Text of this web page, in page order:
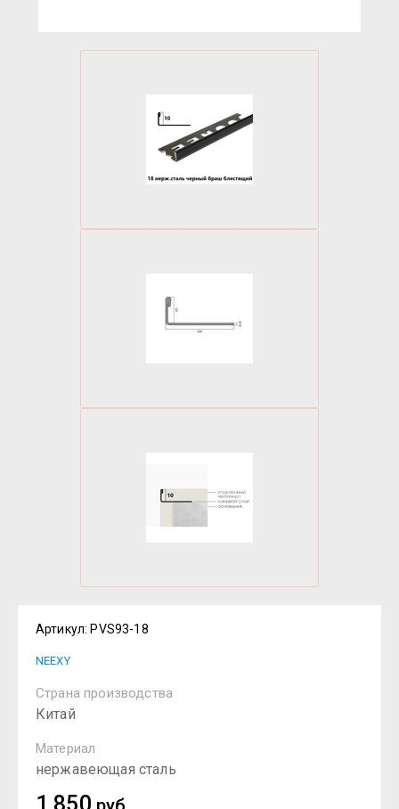
Артикул: PVS93-18
NEEXY
Страна производства
Китай
Материал
нержавеющая сталь